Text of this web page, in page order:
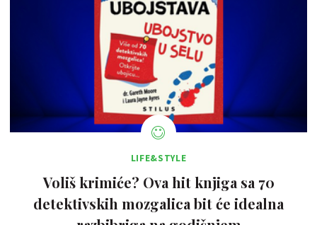
LIFE&STYLE
Voliš krimiće? Ova hit knjiga sa 70
detektivskih mozgalica bit će idealna